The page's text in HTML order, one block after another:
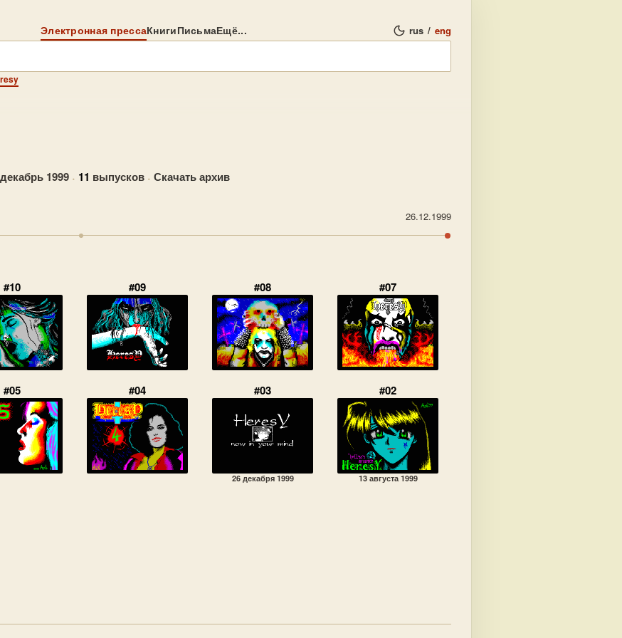
Электронная прессаКнигиПисьмаЕщё... rus / eng
1999 · 11 выпусков · Скачать архив
26.12.1999
#10 #09 #08 #07
#05 #04 #03
26 декабря 1999
#02
13 августа 1999